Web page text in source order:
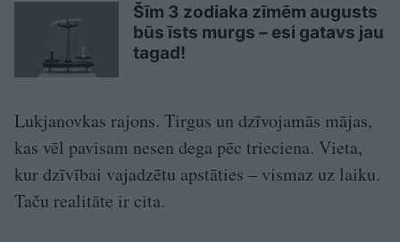
Šīm 3 zodiaka zīmēm augusts
būs īsts murgs – esi gatavs jau
tagad!
Lukjanovkas rajons. Tirgus un dzīvojamās mājas,
kas vēl pavisam nesen dega pēc trieciena. Vieta,
kur dzīvībai vajadzētu apstāties – vismaz uz laiku.
Taču realitāte ir cita.